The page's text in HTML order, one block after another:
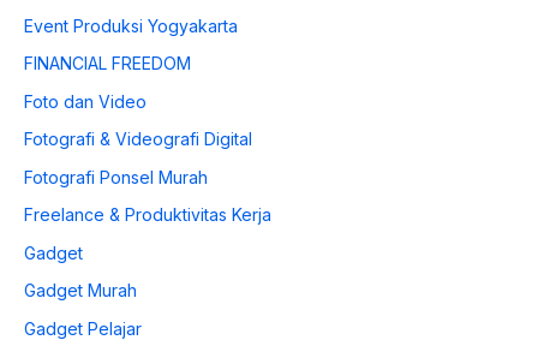
Event Produksi Yogyakarta
FINANCIAL FREEDOM
Foto dan Video
Fotografi & Videografi Digital
Fotografi Ponsel Murah
Freelance & Produktivitas Kerja
Gadget
Gadget Murah
Gadget Pelajar